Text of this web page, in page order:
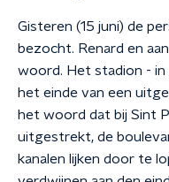
Gisteren (15 juni) de
bezocht. Renard en
woord. Het stadion - in
het einde van een
het woord dat bij Sint
uitgestrekt, de
kanalen lijken door te